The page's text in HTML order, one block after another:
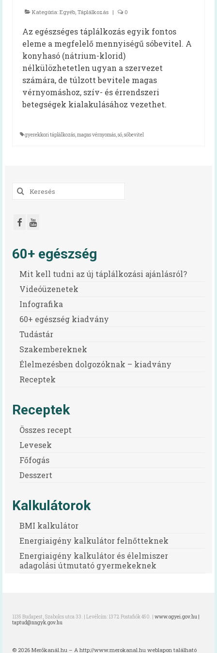
Felhasználói kézikönyv
Gyakran ismételt kérdések
Intézménytípusonkénti hatályos rendeleti
pontok
Diétás étkeztetés
Élelmezésvezetői továbbképzés
felmérés
Diétás étkeztetés kiadvány
Hidegétel
Egészséges táplálkozást ösztönző iskola
Kóstolj bele a nagyvilágba!
Pályázatok
Keressük Magyarország legkedveltebb
Keressük 2018 legjobb diétás
Irma néni Magyarország legkedvesebb
Az egészséges is lehet finom!
menzaétele
Keressük 2016 közétkeztetőjét!
Receptek
Cikkek
A HAPPY-hétről
Kategória: Egyéb, Táplálkozás | 0
Az egészséges táplálkozás egyik fontos
eleme a megfelelő mennyiségű sóbevitel. A
konyhasó (nátrium-klorid)
nélkülözhetetlen ugyan a szervezet
számára, de túlzott bevitele magas
vérnyomáshoz, szív- és érrendszeri
betegségek kialakulásához vezethet.
gyerekkori táplálkozás,magas vérnyomás,só,sóbevitel
Keresés
a
60+ egészség
Mit kell tudni az új táplálkozási ajánlásról?
Videóüzenetek
Infografika
60+ egészség kiadvány
Tudástár
Szakembereknek
Élelmezésben dolgozóknak – kiadvány
Receptek
Receptek
Összes recept
Levesek
Főfogás
Desszert
Kalkulátorok
BMI kalkulátor
Energiaigény kalkulátor felnőtteknek
Energiaigény kalkulátor és élelmiszer
adagolási útmutató gyermekeknek
1135 Budapest, Szabolcs utca 33. | Levélcím: 1372 Postafiók 450. | www.ogyei.gov.hu |
taptud@nngyk.gov.hu
© 2026 Merőkanál.hu – A http://www.merokanal.hu weblapon található